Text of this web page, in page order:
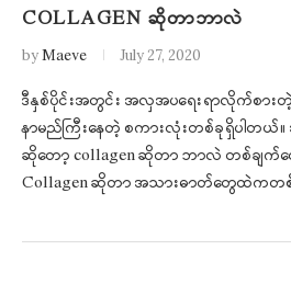
COLLAGEN ဆိုတာဘာလဲ
byMaeve July 27, 2020
ဒီနှစ်ပိုင်းအတွင်း အလှအပရေးရာလိုက်စားတဲ့သူ
နာမည်ကြီးနေတဲ့ စကားလုံးတစ်ခုရှိပါတယ်။
ဆိုတော့ collagen ဆိုတာ ဘာလဲ တစ်ချက်
Collagen ဆိုတာ အသားဓာတ်တွေထဲကတစ်